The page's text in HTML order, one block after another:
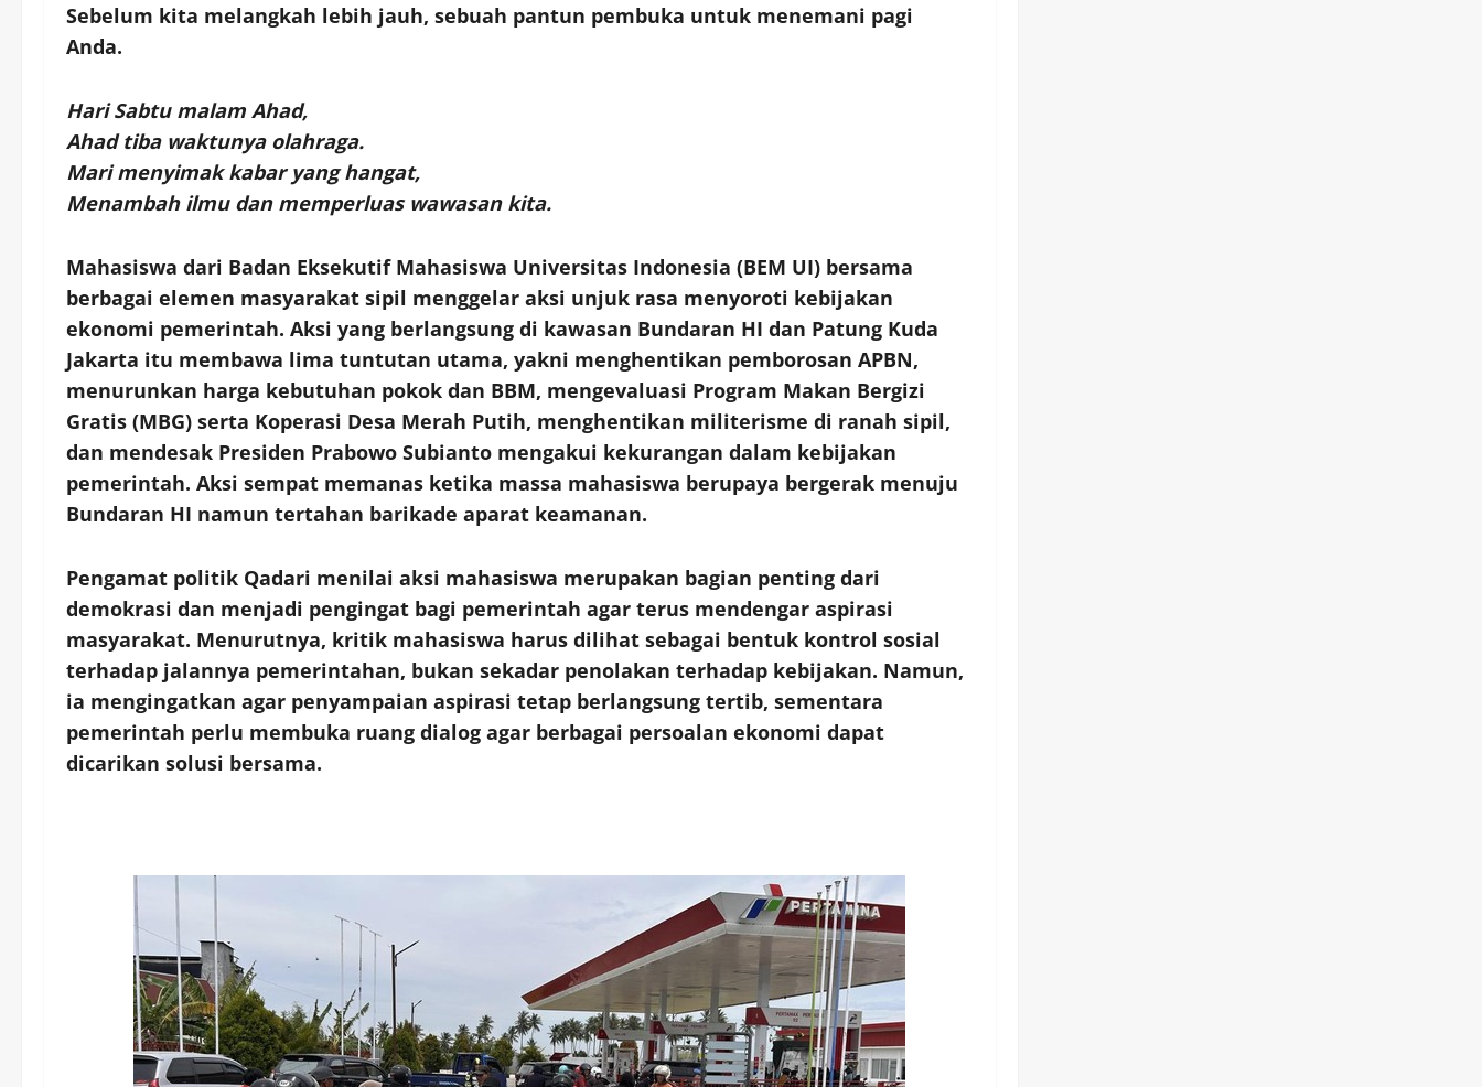
Sebelum kita melangkah lebih jauh, sebuah pantun pembuka untuk menemani pagi
Anda.
Hari Sabtu malam Ahad,
Ahad tiba waktunya olahraga.
Mari menyimak kabar yang hangat,
Menambah ilmu dan memperluas wawasan kita.
Mahasiswa dari Badan Eksekutif Mahasiswa Universitas Indonesia (BEM UI) bersama
berbagai elemen masyarakat sipil menggelar aksi unjuk rasa menyoroti kebijakan
ekonomi pemerintah. Aksi yang berlangsung di kawasan Bundaran HI dan Patung Kuda
Jakarta itu membawa lima tuntutan utama, yakni menghentikan pemborosan APBN,
menurunkan harga kebutuhan pokok dan BBM, mengevaluasi Program Makan Bergizi
Gratis (MBG) serta Koperasi Desa Merah Putih, menghentikan militerisme di ranah sipil,
dan mendesak Presiden Prabowo Subianto mengakui kekurangan dalam kebijakan
pemerintah. Aksi sempat memanas ketika massa mahasiswa berupaya bergerak menuju
Bundaran HI namun tertahan barikade aparat keamanan.
Pengamat politik Qadari menilai aksi mahasiswa merupakan bagian penting dari
demokrasi dan menjadi pengingat bagi pemerintah agar terus mendengar aspirasi
masyarakat. Menurutnya, kritik mahasiswa harus dilihat sebagai bentuk kontrol sosial
terhadap jalannya pemerintahan, bukan sekadar penolakan terhadap kebijakan. Namun,
ia mengingatkan agar penyampaian aspirasi tetap berlangsung tertib, sementara
pemerintah perlu membuka ruang dialog agar berbagai persoalan ekonomi dapat
dicarikan solusi bersama.